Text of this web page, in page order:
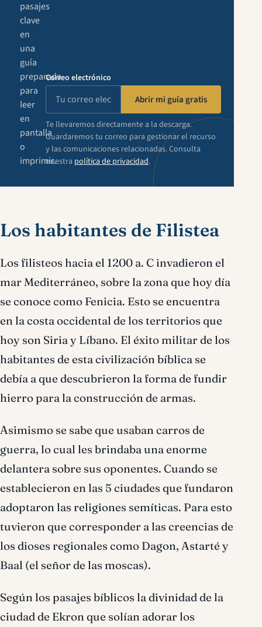
pasajes
clave
en
una
guía
preparada
para
leer
en
pantalla
o
imprimir.
Correo electrónico
Abrir mi guía gratis
Te llevaremos directamente a la descarga.
Guardaremos tu correo para gestionar el recurso
y las comunicaciones relacionadas. Consulta
nuestra política de privacidad.
Los habitantes de Filistea
Los filisteos hacia el 1200 a. C invadieron el
mar Mediterráneo, sobre la zona que hoy día
se conoce como Fenicia. Esto se encuentra
en la costa occidental de los territorios que
hoy son Siria y Líbano. El éxito militar de los
habitantes de esta civilización bíblica se
debía a que descubrieron la forma de fundir
hierro para la construcción de armas.
Asimismo se sabe que usaban carros de
guerra, lo cual les brindaba una enorme
delantera sobre sus oponentes. Cuando se
establecieron en las 5 ciudades que fundaron
adoptaron las religiones semíticas. Para esto
tuvieron que corresponder a las creencias de
los dioses regionales como Dagon, Astarté y
Baal (el señor de las moscas).
Según los pasajes bíblicos la divinidad de la
ciudad de Ekron que solían adorar los